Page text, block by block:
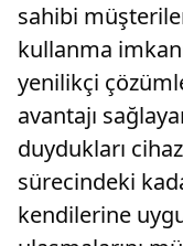
sahibi
kullanma
yenilikçi
avantajı
duydukları
sürecindeki
kendilerine